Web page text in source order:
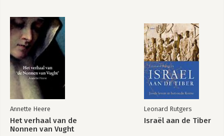
Annette Heere
Het verhaal van de
Nonnen van Vught
Leonard Rutgers
Israël aan de Tiber